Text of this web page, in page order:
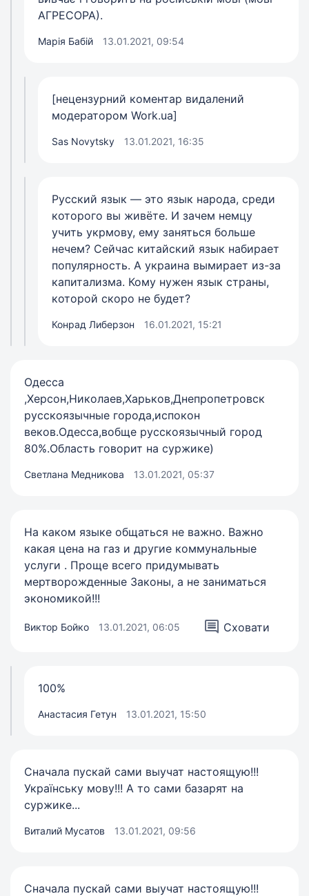
АГРЕСОРА).
Марія Бабій 13.01.2021, 09:54
[нецензурний коментар видалений
модератором Work.ua]
Sas Novytsky 13.01.2021, 16:35
Русский язык — это язык народа, среди
которого вы живёте. И зачем немцу
учить укрмову, ему заняться больше
нечем? Сейчас китайский язык набирает
популярность. А украина вымирает из-за
капитализма. Кому нужен язык страны,
которой скоро не будет?
Конрад Либерзон 16.01.2021, 15:21
Одесса
,Херсон,Николаев,Харьков,Днепропетровск
русскоязычные города,испокон
веков.Одесса,вобще русскоязычный город
80%.Область говорит на суржике)
Светлана Медникова 13.01.2021, 05:37
На каком языке общаться не важно. Важно
какая цена на газ и другие коммунальные
услуги . Проще всего придумывать
мертворожденные Законы, а не заниматься
экономикой!!!
Виктор Бойко 13.01.2021, 06:05 Сховати
100%
Анастасия Гетун 13.01.2021, 15:50
Сначала пускай сами выучат настоящую!!!
Українську мову!!! А то сами базарят на
суржике...
Виталий Мусатов 13.01.2021, 09:56
Сначала пускай сами выучат настоящую!!!